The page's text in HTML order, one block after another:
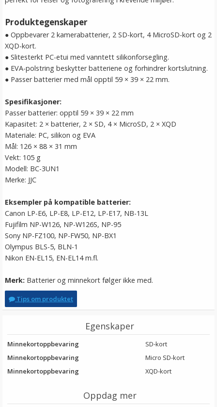
Produktegenskaper
● Oppbevarer 2 kamerabatterier, 2 SD-kort, 4 MicroSD-kort og 2
XQD-kort.
● Slitesterkt PC-etui med vanntett silikonforsegling.
● EVA-polstring beskytter batteriene og forhindrer kortslutning.
● Passer batterier med mål opptil 59 × 39 × 22 mm.
Spesifikasjoner:
Passer batterier: opptil 59 × 39 × 22 mm
Kapasitet: 2 × batterier, 2 × SD, 4 × MicroSD, 2 × XQD
Materiale: PC, silikon og EVA
Mål: 126 × 88 × 31 mm
Vekt: 105 g
Modell: BC-3UN1
Merke: JJC
Eksempler på kompatible batterier:
Canon LP-E6, LP-E8, LP-E12, LP-E17, NB-13L
Fujifilm NP-W126, NP-W126S, NP-95
Sony NP-FZ100, NP-FW50, NP-BX1
Olympus BLS-5, BLN-1
Nikon EN-EL15, EN-EL14 m.fl.
Merk: Batterier og minnekort følger ikke med.
Tips om produktet
Egenskaper
Minnekortoppbevaring
SD-kort
Minnekortoppbevaring
Micro SD-kort
Minnekortoppbevaring
XQD-kort
Oppdag mer